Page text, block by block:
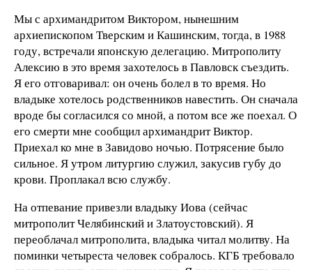
Мы с архимандритом Виктором, нынешним
архиепископом Тверским и Кашинским, тогда, в 1988
году, встречали японскую делегацию. Митрополиту
Алексию в это время захотелось в Павловск съездить.
Я его отговаривал: он очень болел в то время. Но
владыке хотелось родственников навестить. Он сначала
вроде бы согласился со мной, а потом все же поехал. О
его смерти мне сообщил архимандрит Виктор.
Приехал ко мне в Завидово ночью. Потрясение было
сильное. Я утром литургию служил, закусив губу до
крови. Проплакал всю службу.
На отпевание привезли владыку Иова (сейчас
митрополит Челябинский и Златоустовский). Я
переоблачал митрополита, владыка читал молитву. На
поминки четыреста человек собралось. КГБ требовало